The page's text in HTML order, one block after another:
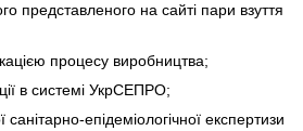
представленого на сайті пари взуття
процесу виробництва;
в системі УкрСЕПРО;
епідеміологічної експертизи